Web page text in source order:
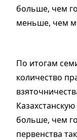
больше, чем
меньше, чем
По итогам
количество
больше, чем
первенства